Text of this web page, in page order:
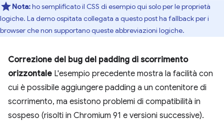
Nota:ho semplificato il CSS di esempio qui solo per le proprietà
logiche. La demo ospitata collegata a questo post ha fallback per i
browser che non supportano queste abbreviazioni logiche.
Correzione del bug del padding di scorrimento
orizzontale L'esempio precedente mostra la facilità con
cui è possibile aggiungere padding a un contenitore di
scorrimento, ma esistono problemi di compatibilità in
sospeso (risolti in Chromium 91 e versioni successive).